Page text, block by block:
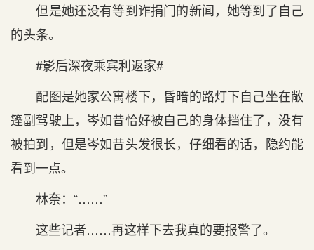
但是她还没有等到诈捐门的新闻，她等到了自己
的头条。
#影后深夜乘宾利返家#
配图是她家公寓楼下，昏暗的路灯下自己坐在敞
篷副驾驶上，岑如昔恰好被自己的身体挡住了，没有
被拍到，但是岑如昔头发很长，仔细看的话，隐约能
看到一点。
林奈：“……”
这些记者……再这样下去我真的要报警了。